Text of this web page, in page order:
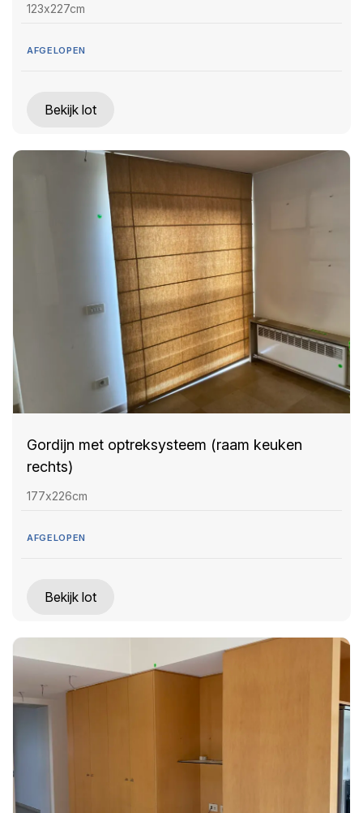
123x227cm
AFGELOPEN
Bekijk lot
Gordijn met optreksysteem (raam keuken
rechts)
177x226cm
AFGELOPEN
Bekijk lot